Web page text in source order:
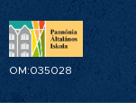
OM:035028